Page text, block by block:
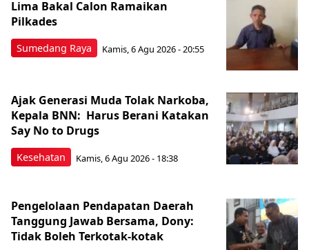
Sumedang Raya
Lima Bakal Calon Ramaikan
Pilkades
Kamis, 6 Agu 2026 - 20:55
Kesehatan
Ajak Generasi Muda Tolak Narkoba,
Kepala BNN: Harus Berani Katakan
Say No to Drugs
Kamis, 6 Agu 2026 - 18:38
Pengelolaan Pendapatan Daerah
Tanggung Jawab Bersama, Dony:
Tidak Boleh Terkotak-kotak